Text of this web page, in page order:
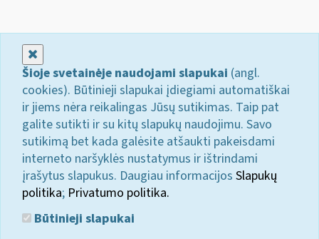
Šioje svetainėje naudojami slapukai (angl.
cookies). Būtinieji slapukai įdiegiami automatiškai
ir jiems nėra reikalingas Jūsų sutikimas. Taip pat
galite sutikti ir su kitų slapukų naudojimu. Savo
sutikimą bet kada galėsite atšaukti pakeisdami
interneto naršyklės nustatymus ir ištrindami
įrašytus slapukus. Daugiau informacijos Slapukų
politika; Privatumo politika.
Būtinieji slapukai